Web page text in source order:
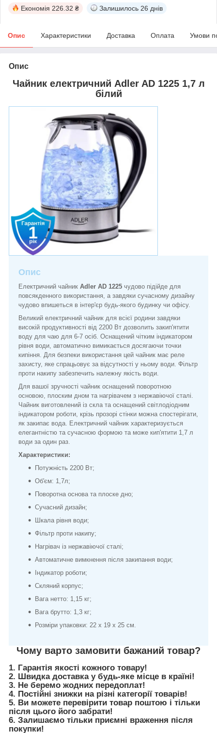
Економія 226.32 ₴ Залишилось 26 днів
Опис Характеристики Доставка Оплата Умови
Опис
Чайник електричний Adler AD 1225 1,7 л
білий
Опис
Електричний чайник Adler AD 1225 чудово підійде для
повсякденного використання, а завдяки сучасному дизайну
чудово впишеться в інтер'єр будь-якого будинку чи офісу.
Великий електричний чайник для всієї родини завдяки
високій продуктивності від 2200 Вт дозволить закип'ятити
воду для чаю для 6-7 осіб. Оснащений чітким індикатором
рівня води, автоматично вимикається досягаючи точки
кипіння. Для безпеки використання цей чайник має реле
захисту, яке спрацьовує за відсутності у ньому води. Фільтр
проти накипу забезпечить належну якість води.
Для вашої зручності чайник оснащений поворотною
основою, плоским дном та нагрівачем з нержавіючої сталі.
Чайник виготовлений із скла та оснащений світлодіодним
індикатором роботи, крізь прозорі стінки можна спостерігати,
як закипає вода. Електричний чайник характеризується
елегантністю та сучасною формою та може кип'ятити 1,7 л
води за один раз.
Характеристики:
Потужність 2200 Вт;
Об'єм: 1,7л;
Поворотна основа та плоске дно;
Сучасний дизайн;
Шкала рівня води;
Фільтр проти накипу;
Нагрівач із нержавіючої сталі;
Автоматичне вимкнення після закипання води;
Індикатор роботи;
Скляний корпус;
Вага нетто: 1,15 кг;
Вага брутто: 1,3 кг;
Розміри упаковки: 22 х 19 х 25 см.
Чому варто замовити бажаний товар?
1. Гарантія якості кожного товару!
2. Швидка доставка у будь-яке місце в країні!
3. Не беремо жодних передоплат!
4. Постійні знижки на різні категорії товарів!
5. Ви можете перевірити товар поштою і тільки
після цього його забрати!
6. Залишаємо тільки приємні враження після
покупки!